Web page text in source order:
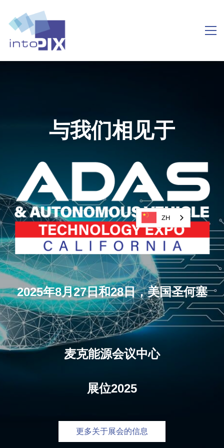
与我们相见于
2025年8月27日和28日，美国圣何塞
麦克能源会议中心
展位2025
更多关于展会的信息
ZH